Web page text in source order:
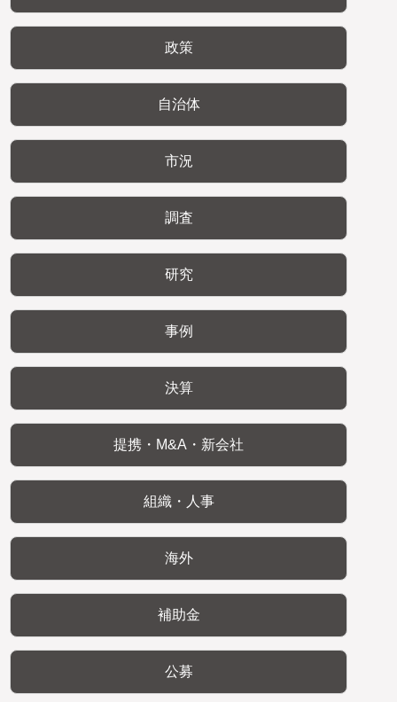
政策
自治体
市況
調査
研究
事例
決算
提携・M&A・新会社
組織・人事
海外
補助金
公募